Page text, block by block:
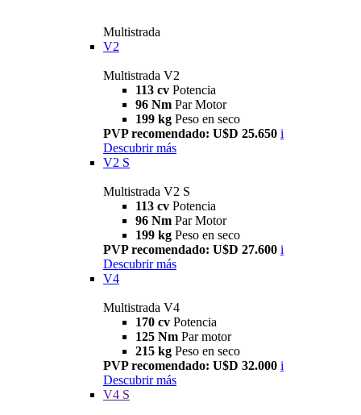
Multistrada
V2
Multistrada V2
113 cv Potencia
96 Nm Par Motor
199 kg Peso en seco
PVP recomendado: U$D 25.650 i
Descubrir más
V2 S
Multistrada V2 S
113 cv Potencia
96 Nm Par Motor
199 kg Peso en seco
PVP recomendado: U$D 27.600 i
Descubrir más
V4
Multistrada V4
170 cv Potencia
125 Nm Par motor
215 kg Peso en seco
PVP recomendado: U$D 32.000 i
Descubrir más
V4 S